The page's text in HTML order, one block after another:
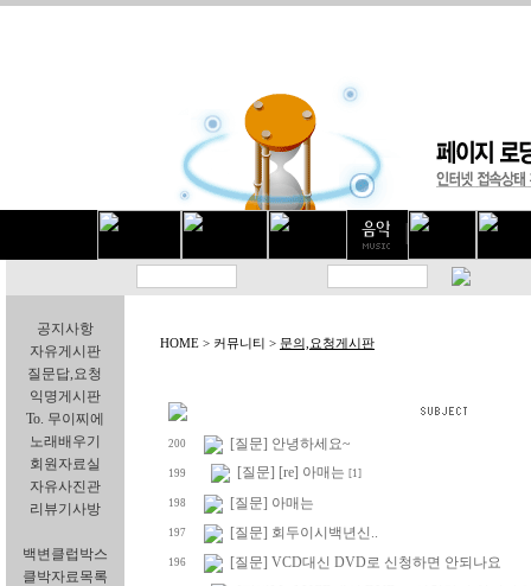
공지사항
자유게시판
질문답,요청
익명게시판
To. 무이찌에
노래배우기
회원자료실
자유사진관
리뷰기사방
백변클럽박스
클박자료목록
HOME > 커뮤니티 > 문의,요청게시판
200 [질문] 안녕하세요~
199 [질문] [re] 아매는 [1]
198 [질문] 아매는
197 [질문] 회두이시백년신..
196 [질문] VCD대신 DVD로 신청하면 안되나요